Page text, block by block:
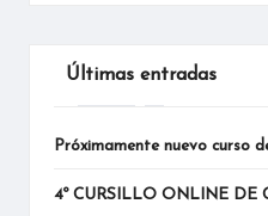
Últimas entradas
Próximamente nuevo curso
4º CURSILLO ONLINE DE